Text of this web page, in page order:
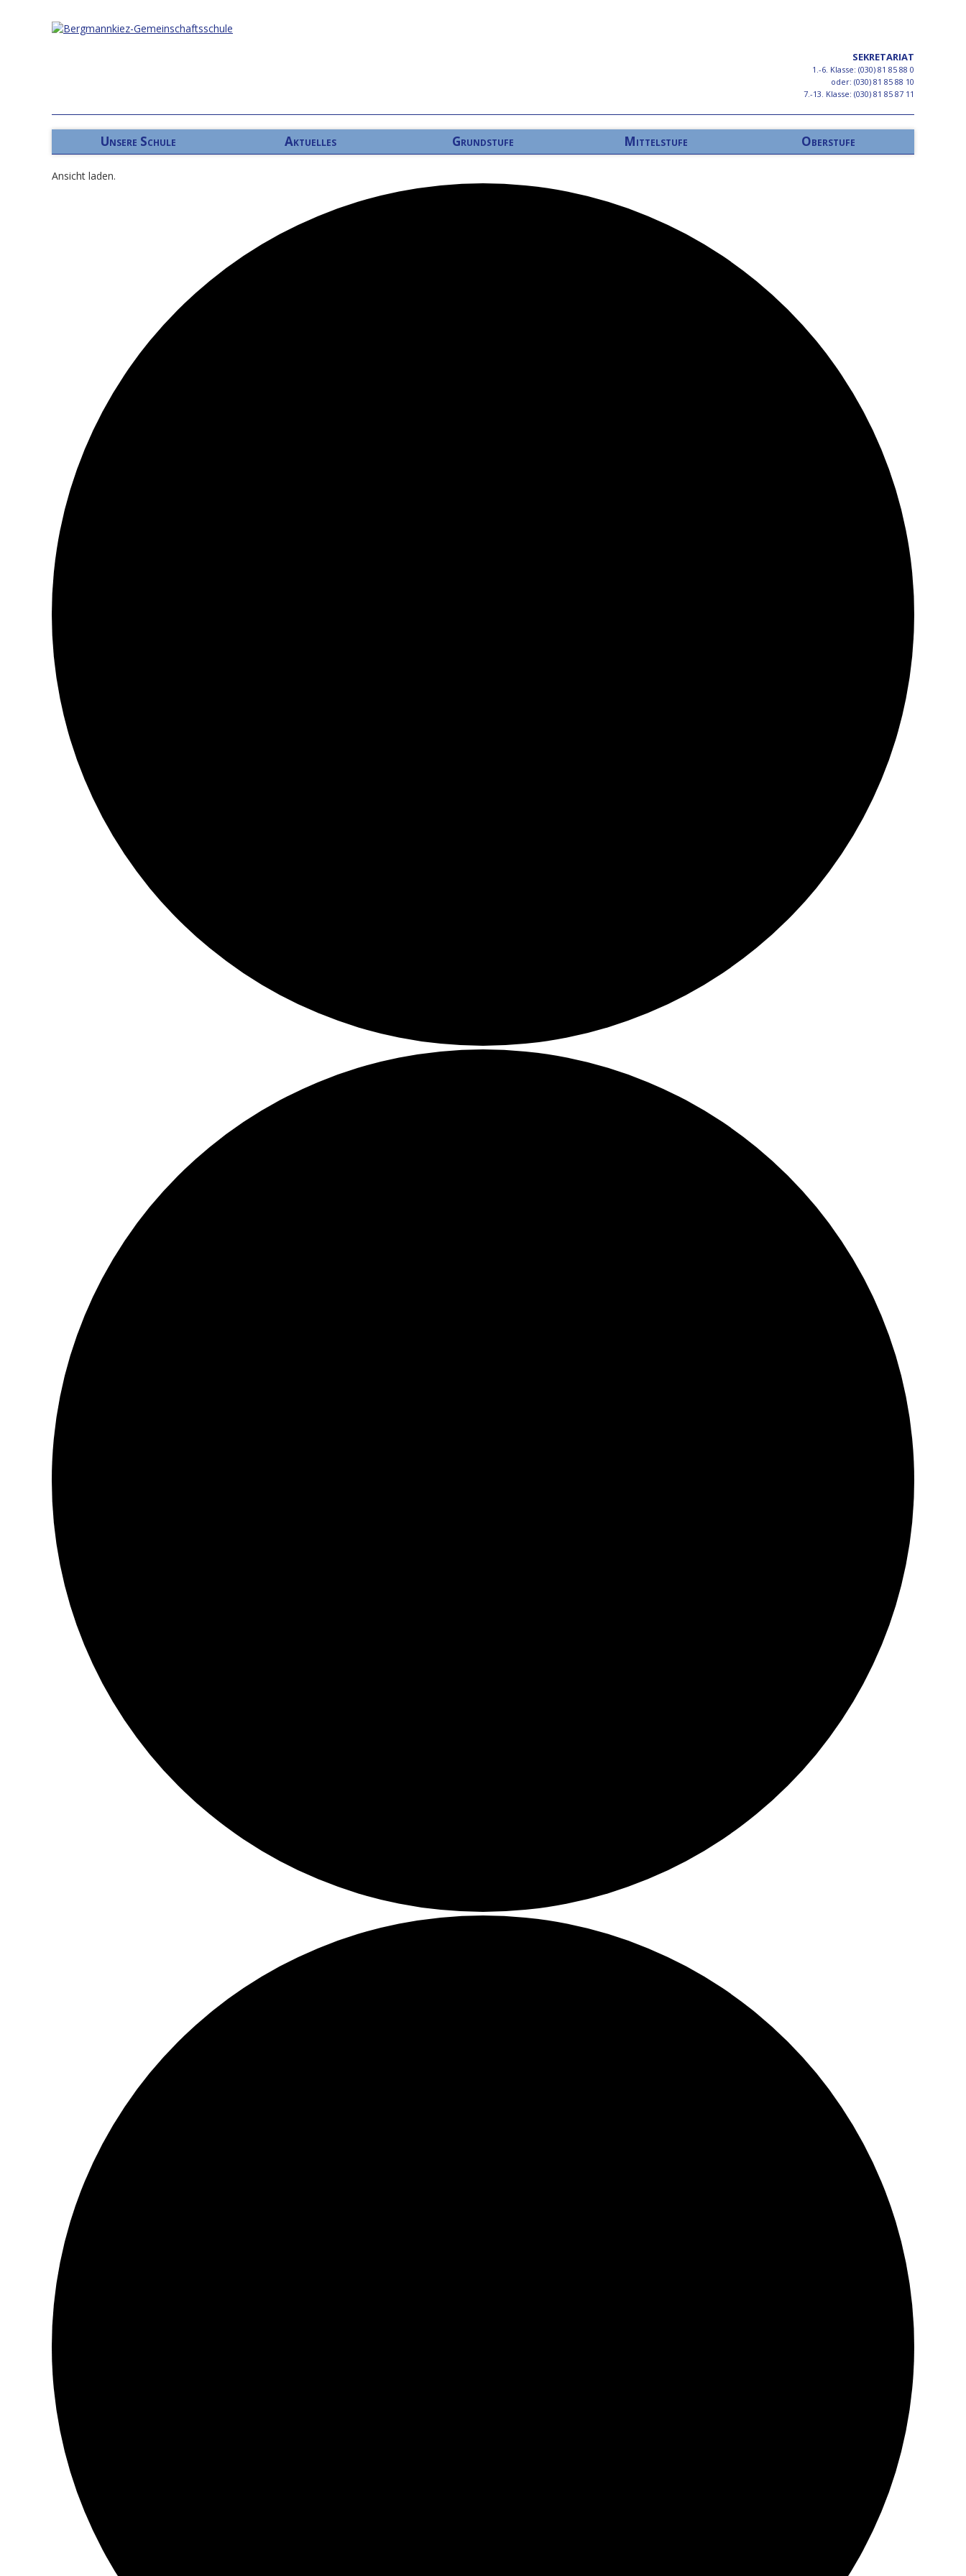
SEKRETARIAT
1.-6. Klasse: (030) 81 85 88 0
oder: (030) 81 85 88 10
7.-13. Klasse: (030) 81 85 87 11
Unsere Schule Aktuelles Grundstufe Mittelstufe Oberstufe
Ansicht laden.